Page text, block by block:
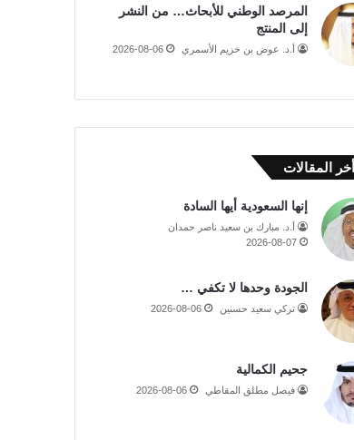
المرصد الوطني للأبحاث… من النشر
إلى المنتج
أ.د. عوض بن خزيم الأسمري 2026-08-06
أخر المقالات
إنها السعودية أيها السادة
أ.د. مبارك بن سعيد ناصر حمدان
2026-08-07
الجودة وحدها لا تكفي …
تركي سعيد حسنين 2026-08-06
جحيم الكمالية
فيصل مطلق المقاطي 2026-08-06